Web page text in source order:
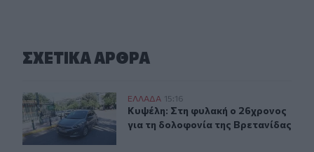
ΣΧΕΤΙΚA AΡΘΡΑ
Κυψέλη: Στη φυλακή ο 26χρονος για τη δολοφονία της
ΕΛΛAΔΑ 15:16
Κυψέλη: Στη φυλακή ο 26χρονος
Κυψέλη: Στη φυλακή ο 26χρονος
για τη δολοφονία της Βρετανίδας